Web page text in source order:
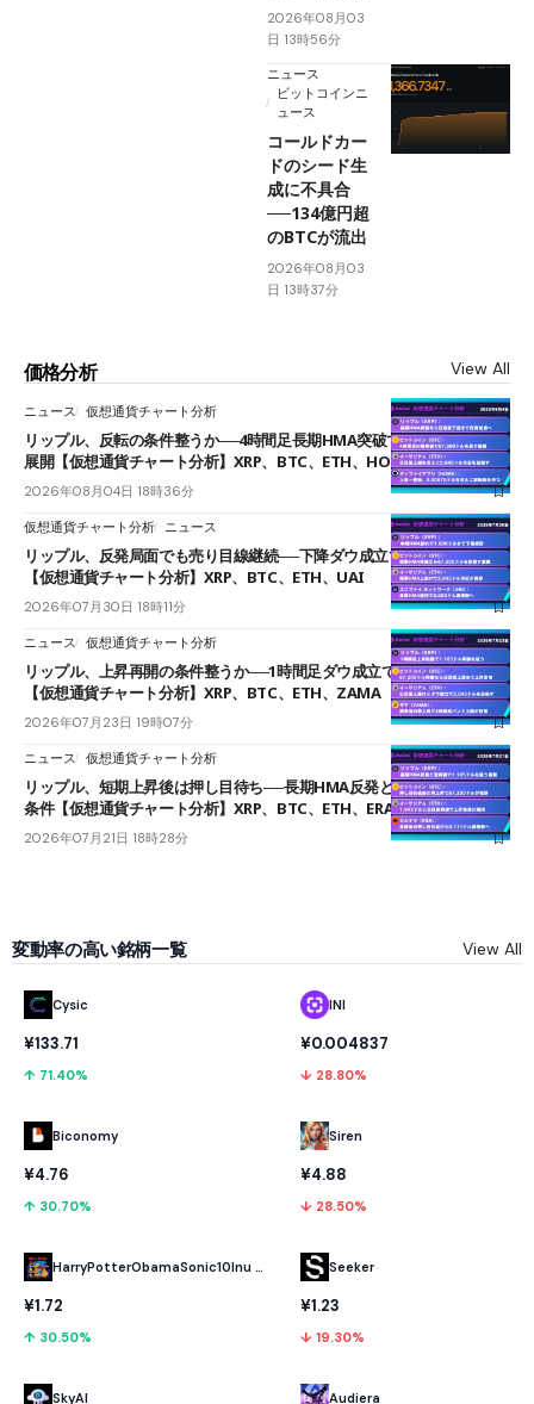
2026年08月03
日 13時56分
ニュース
ビットコインニ
ュース
コールドカー
ドのシード生
成に不具合
──134億円超
のBTCが流出
2026年08月03
日 13時37分
価格分析 View All
ニュース 仮想通貨チャート分析
リップル、反転の条件整うか──4時間足長期HMA突破で雲下端を目指す
展開【仮想通貨チャート分析】XRP、BTC、ETH、HOME
2026年08月04日 18時36分
仮想通貨チャート分析 ニュース
リップル、反発局面でも売り目線継続──下降ダウ成立で下値追う展開
【仮想通貨チャート分析】XRP、BTC、ETH、UAI
2026年07月30日 18時11分
ニュース 仮想通貨チャート分析
リップル、上昇再開の条件整うか──1時間足ダウ成立で1.185ドルを狙う
【仮想通貨チャート分析】XRP、BTC、ETH、ZAMA
2026年07月23日 19時07分
ニュース 仮想通貨チャート分析
リップル、短期上昇後は押し目待ち──長期HMA反発と雲上抜けが買い
条件【仮想通貨チャート分析】XRP、BTC、ETH、ERA
2026年07月21日 18時28分
変動率の高い銘柄一覧 View All
Cysic
¥133.71
↑ 71.40%
Biconomy
¥4.76
↑ 30.70%
HarryPotterObamaSonic10Inu (ETH)
¥1.72
↑ 30.50%
SkyAI
INI
¥0.004837
↓ 28.80%
Siren
¥4.88
↓ 28.50%
Seeker
¥1.23
↓ 19.30%
Audiera